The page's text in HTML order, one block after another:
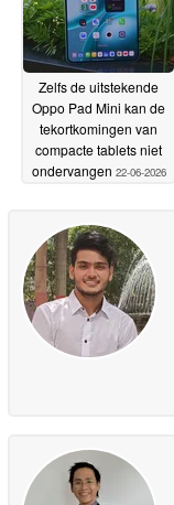
Zelfs de uitstekende
Oppo Pad Mini kan de
tekortkomingen van
compacte tablets niet
ondervangen 22-06-2026